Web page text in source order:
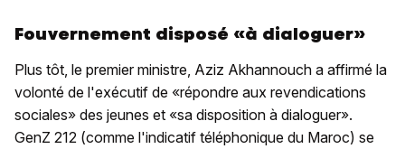
Fouvernement disposé «à dialoguer»
Plus tôt, le premier ministre, Aziz Akhannouch a affirmé la
volonté de l'exécutif de «répondre aux revendications
sociales» des jeunes et «sa disposition à dialoguer».
GenZ 212 (comme l'indicatif téléphonique du Maroc) se